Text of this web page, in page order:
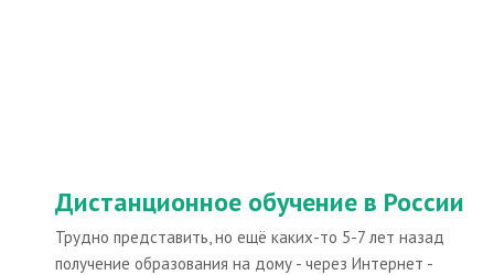
Дистанционное обучение в России
Трудно представить, но ещё каких-то 5-7 лет назад
получение образования на дому - через Интернет -